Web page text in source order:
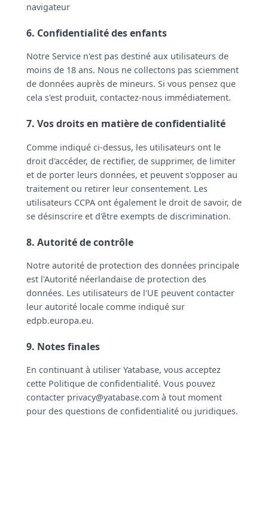
navigateur
6. Confidentialité des enfants
Notre Service n'est pas destiné aux utilisateurs de
moins de 18 ans. Nous ne collectons pas sciemment
de données auprès de mineurs. Si vous pensez que
cela s'est produit, contactez-nous immédiatement.
7. Vos droits en matière de confidentialité
Comme indiqué ci-dessus, les utilisateurs ont le
droit d'accéder, de rectifier, de supprimer, de limiter
et de porter leurs données, et peuvent s'opposer au
traitement ou retirer leur consentement. Les
utilisateurs CCPA ont également le droit de savoir, de
se désinscrire et d'être exempts de discrimination.
8. Autorité de contrôle
Notre autorité de protection des données principale
est l'Autorité néerlandaise de protection des
données. Les utilisateurs de l'UE peuvent contacter
leur autorité locale comme indiqué sur
edpb.europa.eu.
9. Notes finales
En continuant à utiliser Yatabase, vous acceptez
cette Politique de confidentialité. Vous pouvez
contacter privacy@yatabase.com à tout moment
pour des questions de confidentialité ou juridiques.